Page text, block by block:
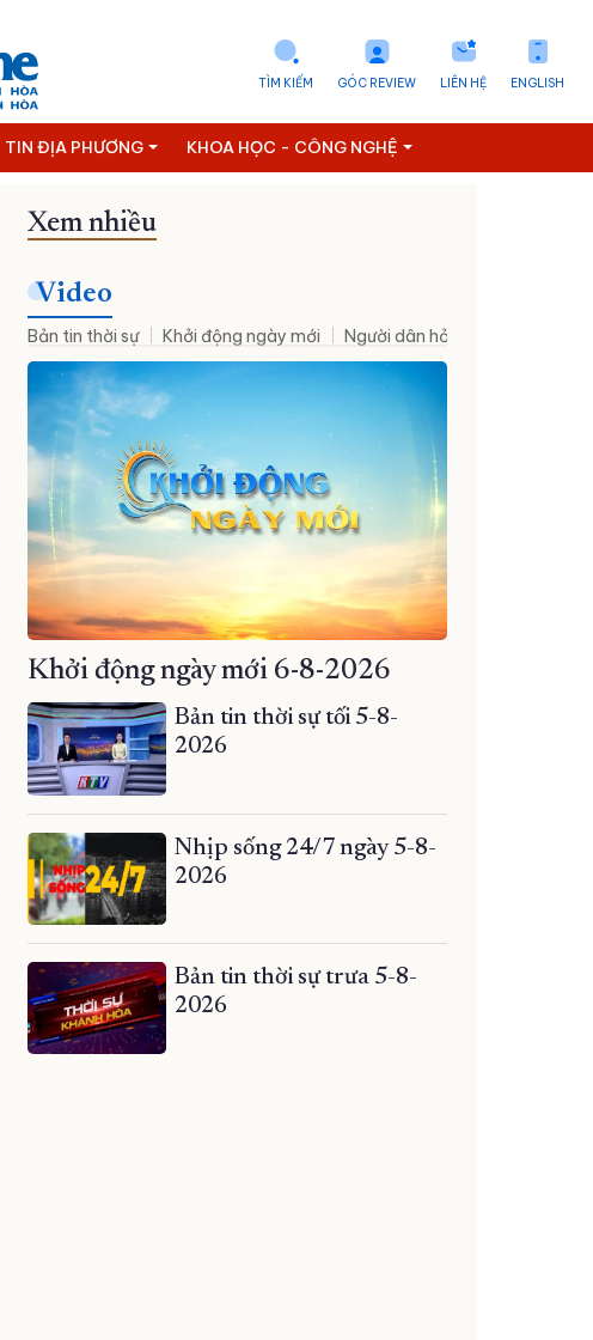
ENGLISH
LIÊN HỆ
GÓC REVIEW
TÌM KIẾM
TIN ĐỊA PHƯƠNG KHOA HỌC - CÔNG NGHỆ
Xem nhiều
Video
Bản tin thời sự Khởi động ngày mới Người dân hỏi – Cơ quan nhà
Khởi động ngày mới 6-8-2026
Bản tin thời sự tối 5-8-
2026
Nhịp sống 24/7 ngày 5-8-
2026
Bản tin thời sự trưa 5-8-
2026